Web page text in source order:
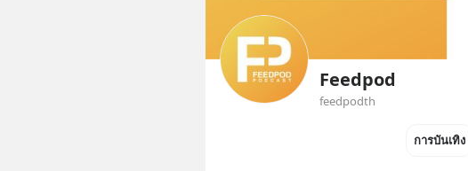
Feedpod
feedpodth
การบันเทิง